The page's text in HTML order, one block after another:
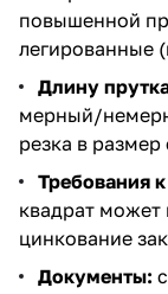
повышенной
легированные
Длину
мерный/
резка в
Требования
квадрат может
цинкование
Документы: